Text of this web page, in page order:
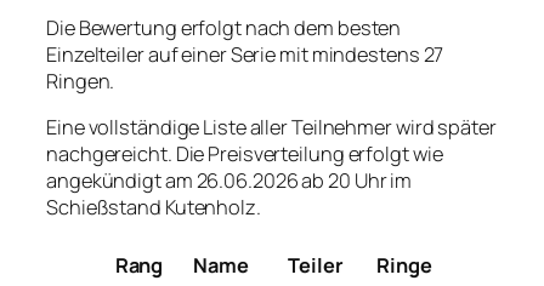
Die Bewertung erfolgt nach dem besten
Einzelteiler auf einer Serie mit mindestens 27
Ringen.
Eine vollständige Liste aller Teilnehmer wird später
nachgereicht. Die Preisverteilung erfolgt wie
angekündigt am 26.06.2026 ab 20 Uhr im
Schießstand Kutenholz.
Rang Name Teiler Ringe